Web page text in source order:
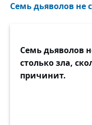
Семь дьяволов не
Семь дьяволов
столько зла,
причинит.